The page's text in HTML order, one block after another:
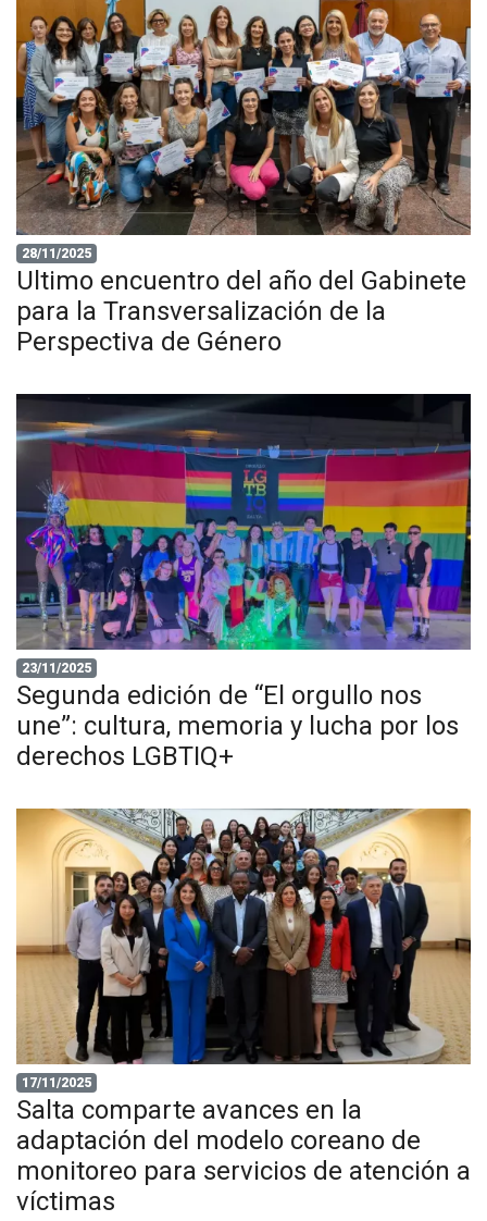
28/11/2025
Ultimo encuentro del año del Gabinete
para la Transversalización de la
Perspectiva de Género
23/11/2025
Segunda edición de “El orgullo nos
une”: cultura, memoria y lucha por los
derechos LGBTIQ+
17/11/2025
Salta comparte avances en la
adaptación del modelo coreano de
monitoreo para servicios de atención a
víctimas